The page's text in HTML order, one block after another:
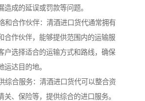
造成的延误或罚款等问题。
和合作伙伴：清酒进口货代通常拥有
合作伙伴，能够提供范围内的运输服
户选择适合的运输方式和路线，确保
运达目的地。
综合服务：清酒进口货代可以整合资
关、保险等，提供综合的进口服务。